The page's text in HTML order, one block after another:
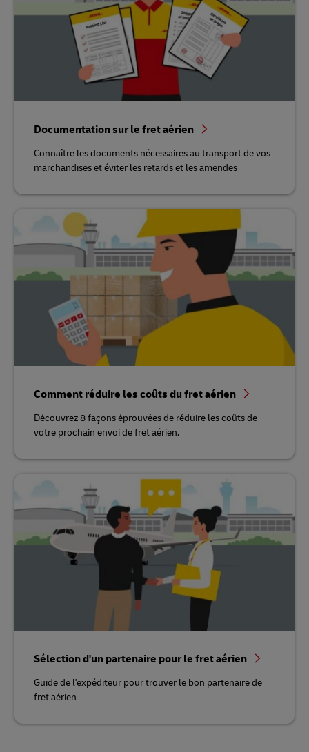
Documentation sur le fret aérien
Connaître les documents nécessaires au transport de vos
marchandises et éviter les retards et les amendes
Comment réduire les coûts du fret aérien
Découvrez 8 façons éprouvées de réduire les coûts de
votre prochain envoi de fret aérien.
Sélection d'un partenaire pour le fret aérien
Guide de l'expéditeur pour trouver le bon partenaire de
fret aérien